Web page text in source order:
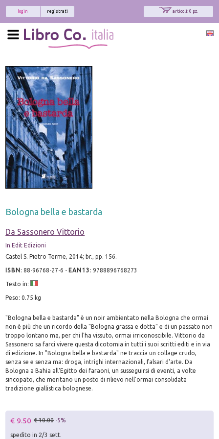
articoli: 0 pz.
registrati
login
Bologna bella e bastarda
Da Sassonero Vittorio
In.Edit Edizioni
Castel S. Pietro Terme, 2014; br., pp. 156.
ISBN:88-96768-27-6 - EAN13 :9788896768273
Testo in:
Peso: 0.75 kg
"Bologna bella e bastarda" è un noir ambientato nella Bologna che ormai
non è più che un ricordo della "Bologna grassa e dotta" e di un passato non
troppo lontano ma, per chi l'ha vissuto, ormai irriconoscibile. Vittorio da
Sassonero sa farci vivere questa dicotomia in tutti i suoi scritti editi e in via
di edizione. In "Bologna bella e bastarda" ne traccia un collage crudo,
senza se e senza ma: droga, intrighi internazionali, falsari d'arte. Da
Bologna a Bahia all'Egitto dei faraoni, un susseguirsi di eventi, a volte
sincopato, che meritano un posto di rilievo nell'ormai consolidata
tradizione giallistica bolognese.
€ 9.50 € 10.00 -5%
spedito in 2/3 sett.